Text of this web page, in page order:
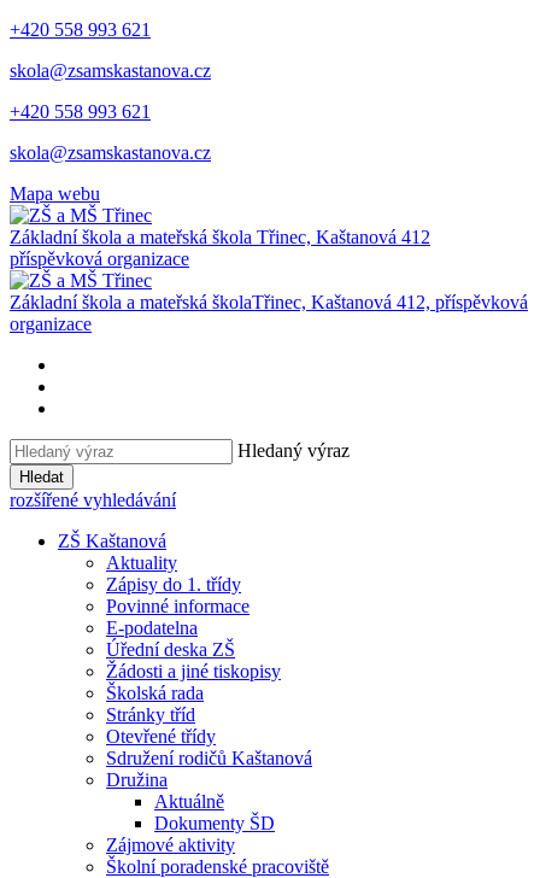
+420 558 993 621
skola@zsamskastanova.cz
+420 558 993 621
skola@zsamskastanova.cz
Mapa webu
Základní škola a mateřská škola Třinec, Kaštanová 412
příspěvková organizace
Základní škola a mateřská školaTřinec, Kaštanová 412, příspěvková
organizace
Hledaný výraz
Hledat
rozšířené vyhledávání
ZŠ Kaštanová
Aktuality
Zápisy do 1. třídy
Povinné informace
E-podatelna
Úřední deska ZŠ
Žádosti a jiné tiskopisy
Školská rada
Stránky tříd
Otevřené třídy
Sdružení rodičů Kaštanová
Družina
Aktuálně
Dokumenty ŠD
Zájmové aktivity
Školní poradenské pracoviště